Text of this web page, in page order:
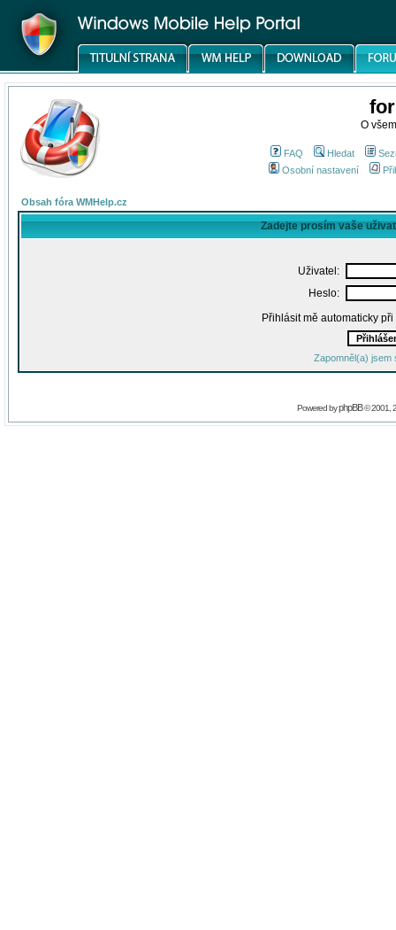
O
FAQ Hledat
Osobní nastavení
Obsah fóra WMHelp.cz
Zadejte prosím vaše
Uživatel:
Heslo:
Přihlásit mě automaticky
Zapomněl(a) jsem
Powered byphpBB© 2001,